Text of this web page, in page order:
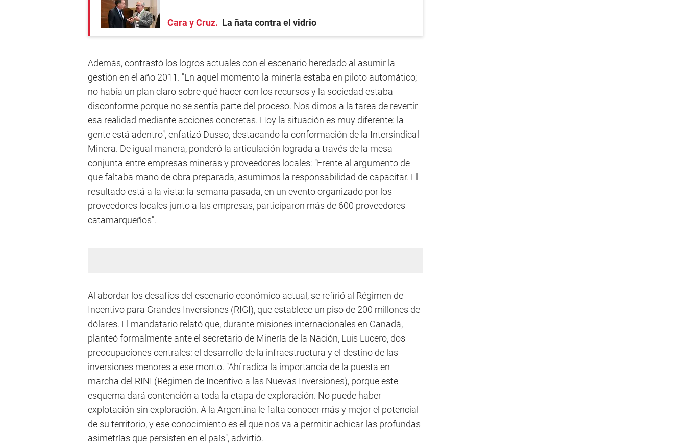
Cara y Cruz La ñata contra el vidrio
Además, contrastó los logros actuales con el escenario heredado al asumir la
gestión en el año 2011. "En aquel momento la minería estaba en piloto automático;
no había un plan claro sobre qué hacer con los recursos y la sociedad estaba
disconforme porque no se sentía parte del proceso. Nos dimos a la tarea de revertir
esa realidad mediante acciones concretas. Hoy la situación es muy diferente: la
gente está adentro", enfatizó Dusso, destacando la conformación de la Intersindical
Minera. De igual manera, ponderó la articulación lograda a través de la mesa
conjunta entre empresas mineras y proveedores locales: "Frente al argumento de
que faltaba mano de obra preparada, asumimos la responsabilidad de capacitar. El
resultado está a la vista: la semana pasada, en un evento organizado por los
proveedores locales junto a las empresas, participaron más de 600 proveedores
catamarqueños".
Al abordar los desafíos del escenario económico actual, se refirió al Régimen de
Incentivo para Grandes Inversiones (RIGI), que establece un piso de 200 millones de
dólares. El mandatario relató que, durante misiones internacionales en Canadá,
planteó formalmente ante el secretario de Minería de la Nación, Luis Lucero, dos
preocupaciones centrales: el desarrollo de la infraestructura y el destino de las
inversiones menores a ese monto. "Ahí radica la importancia de la puesta en
marcha del RINI (Régimen de Incentivo a las Nuevas Inversiones), porque este
esquema dará contención a toda la etapa de exploración. No puede haber
explotación sin exploración. A la Argentina le falta conocer más y mejor el potencial
de su territorio, y ese conocimiento es el que nos va a permitir achicar las profundas
asimetrías que persisten en el país", advirtió.